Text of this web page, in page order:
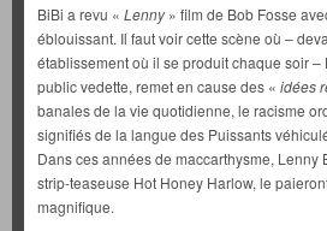
BiBi a revu « Lenny» film de Bob Fosse
éblouissant. Il faut voir cette scène où –
établissement où il se produit chaque soir
public vedette, remet en cause des « idées
banales de la vie quotidienne, le racisme
signifiés de la langue des Puissants
Dans ces années de maccarthysme, Lenny
strip-teaseuse Hot Honey Harlow, le
magnifique.